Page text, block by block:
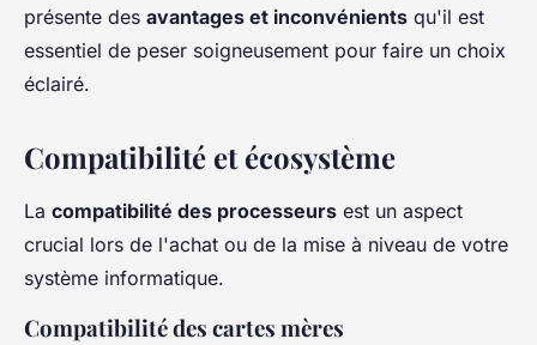
présente des avantages et inconvénients qu'il est
essentiel de peser soigneusement pour faire un choix
éclairé.
Compatibilité et écosystème
La compatibilité des processeurs est un aspect
crucial lors de l'achat ou de la mise à niveau de votre
système informatique.
Compatibilité des cartes mères